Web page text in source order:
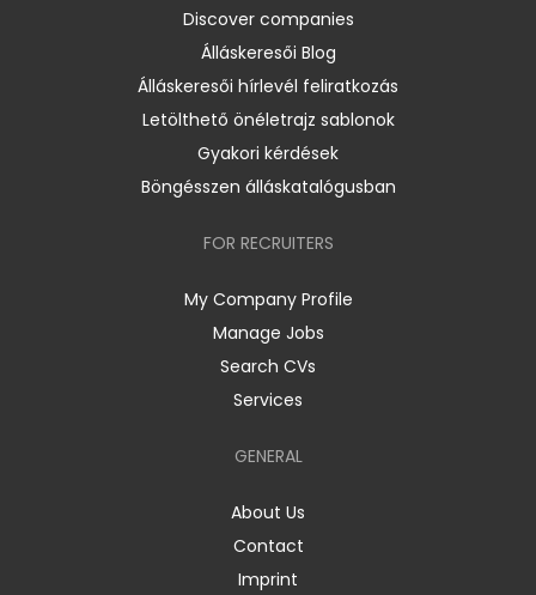
Discover companies
Álláskeresői Blog
Álláskeresői hírlevél feliratkozás
Letölthető önéletrajz sablonok
Gyakori kérdések
Böngésszen álláskatalógusban
FOR RECRUITERS
My Company Profile
Manage Jobs
Search CVs
Services
GENERAL
About Us
Contact
Imprint